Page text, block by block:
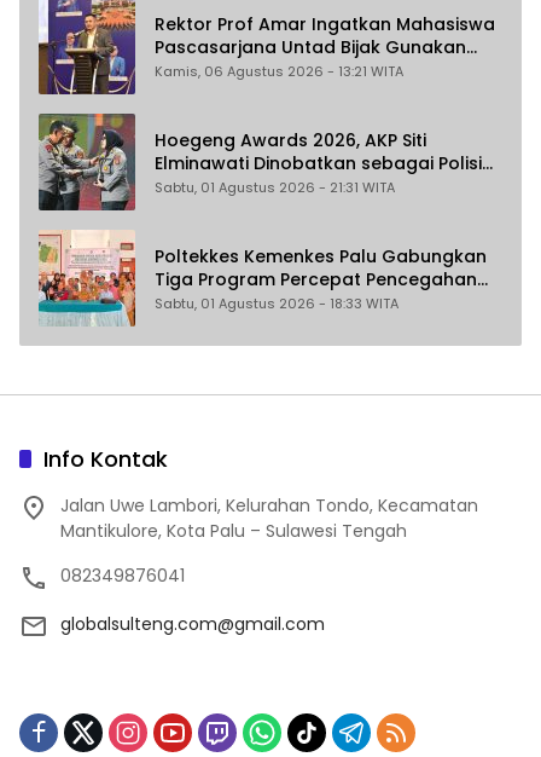
Rektor Prof Amar Ingatkan Mahasiswa
Pascasarjana Untad Bijak Gunakan
Akal Imitasi
Kamis, 06 Agustus 2026 - 13:21 WITA
Hoegeng Awards 2026, AKP Siti
Elminawati Dinobatkan sebagai Polisi
Pelindung Perempuan dan Anak
Sabtu, 01 Agustus 2026 - 21:31 WITA
Poltekkes Kemenkes Palu Gabungkan
Tiga Program Percepat Pencegahan
Stunting di Donggala
Sabtu, 01 Agustus 2026 - 18:33 WITA
Info Kontak
Jalan Uwe Lambori, Kelurahan Tondo, Kecamatan
Mantikulore, Kota Palu – Sulawesi Tengah
082349876041
globalsulteng.com@gmail.com